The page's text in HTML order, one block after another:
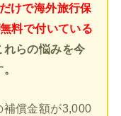
けで海外旅行保
料で付いている
らの悩みを今
補償金額が3,000